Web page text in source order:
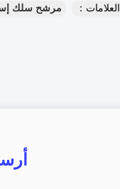
العلامات： مرشح سلك